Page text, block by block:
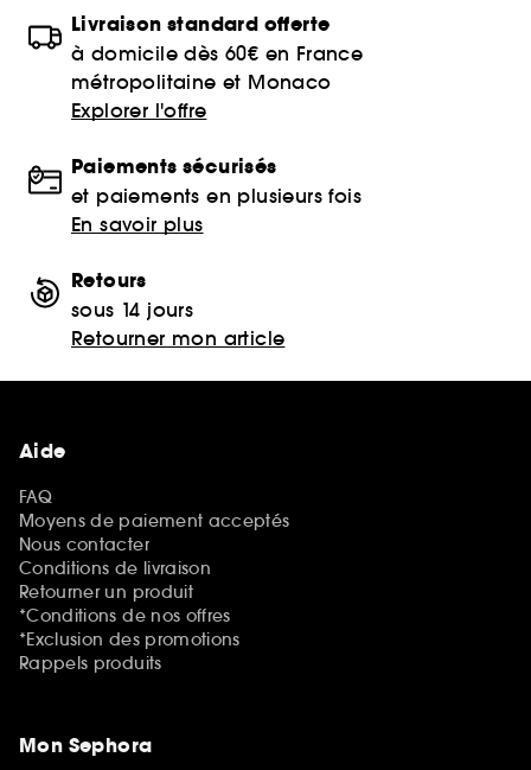
Livraison standard offerte
à domicile dès 60€ en France
métropolitaine et Monaco
Explorer l'offre
Paiements sécurisés
et paiements en plusieurs fois
En savoir plus
Retours
sous 14 jours
Retourner mon article
Aide
FAQ
Moyens de paiement acceptés
Nous contacter
Conditions de livraison
Retourner un produit
*Conditions de nos offres
*Exclusion des promotions
Rappels produits
Mon Sephora